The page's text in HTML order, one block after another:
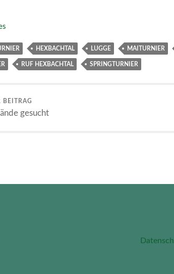
HEXBACHTAL LUGGE MAITURNIER
RUF HEXBACHTAL SPRINGTURNIER
BEITRAG
gesucht